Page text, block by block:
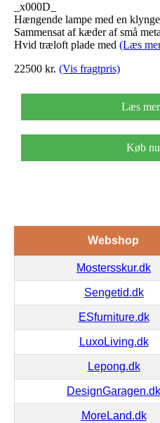
_x000D_
Hængende lampe med en
Sammensat af kæder af små
Hvid træloft plade med (Læs
22500 kr. (Vis fragtpris)
Læs
Køb
Webshop
Mostersskur.dk
Sengetid.dk
ESfurniture.dk
LuxoLiving.dk
Lepong.dk
DesignGaragen.dk
MoreLand.dk